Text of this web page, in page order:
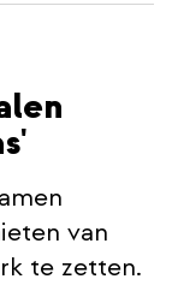
van
te zetten.